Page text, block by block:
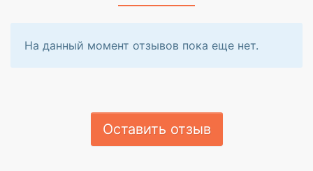
На данный момент отзывов пока еще нет.
Оставить отзыв